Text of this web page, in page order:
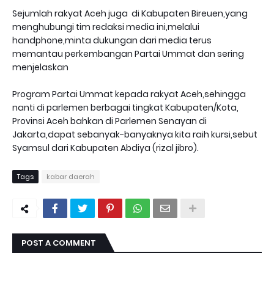
Sejumlah rakyat Aceh juga di Kabupaten Bireuen,yang
menghubungi tim redaksi media ini,melalui
handphone,minta dukungan dari media terus
memantau perkembangan Partai Ummat dan sering
menjelaskan
Program Partai Ummat kepada rakyat Aceh,sehingga
nanti di parlemen berbagai tingkat Kabupaten/Kota,
Provinsi Aceh bahkan di Parlemen Senayan di
Jakarta,dapat sebanyak-banyaknya kita raih kursi,sebut
Syamsul dari Kabupaten Abdiya (rizal jibro).
Tags kabar daerah
POST A COMMENT